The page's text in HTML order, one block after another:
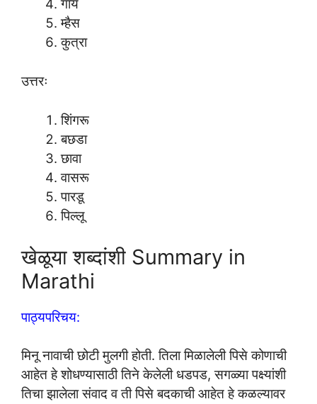
गाय
म्हैस
कुत्रा
उत्तरः
शिंगरू
बछडा
छावा
वासरू
पारडू
पिल्लू
खेळूया शब्दांशी Summary in
Marathi
पाठ्यपरिचय:
मिनू नावाची छोटी मुलगी होती. तिला मिळालेली पिसे कोणाची
आहेत हे शोधण्यासाठी तिने केलेली धडपड, सगळ्या पक्ष्यांशी
तिचा झालेला संवाद व ती पिसे बदकाची आहेत हे कळल्यावर